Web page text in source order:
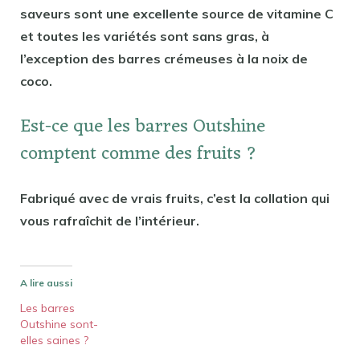
saveurs sont une excellente source de vitamine C
et toutes les variétés sont sans gras, à
l’exception des barres crémeuses à la noix de
coco.
Est-ce que les barres Outshine
comptent comme des fruits ?
Fabriqué avec de vrais fruits, c’est la collation qui
vous rafraîchit de l’intérieur.
A lire aussi
Les barres
Outshine sont-
elles saines ?